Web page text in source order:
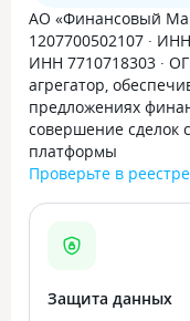
АО «Финансовый
1207700502107 ·
ИНН 7710718303 ·
агрегатор,
предложениях
совершение сделок
платформы
Проверьте в
Защита данных